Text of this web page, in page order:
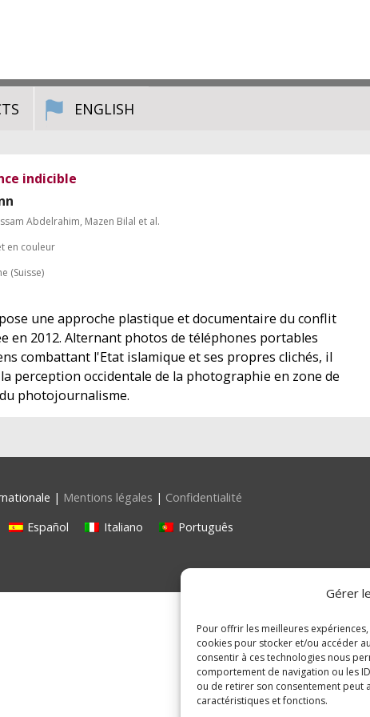
Gérer
Pour offrir les meilleures
cookies pour stocker et/ou accéder
consentir à ces technologies nous
comportement de navigation ou les
ou de retirer son consentement peut
caractéristiques et fonctions.
ENGLISH
indicible
Abdelrahim, Mazen Bilal et al.
en couleur
(Suisse)
une approche plastique et documentaire du conflit
en 2012. Alternant photos de téléphones portables
combattant l'Etat islamique et ses propres clichés, il
perception occidentale de la photographie en zone de
photojournalisme.
| Mentions légales | Confidentialité
Español Italiano Português